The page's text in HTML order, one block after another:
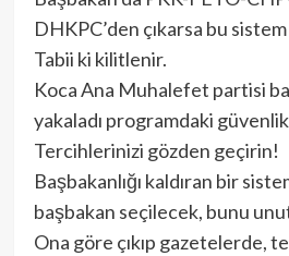
DHKPC’den çıkarsa bu
Tabii ki kilitlenir.
Koca Ana Muhalefet partisi
yakaladı programdaki güvenlik
Tercihlerinizi gözden geçirin!
Başbakanlığı kaldıran bir
başbakan seçilecek, bunu
Ona göre çıkıp gazetelerde,